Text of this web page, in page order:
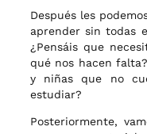
Después les
aprender sin todas
¿Pensáis que
qué nos hacen
y niñas que no
estudiar?
Posteriormente,